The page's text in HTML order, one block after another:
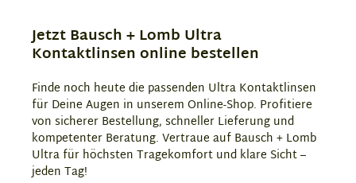
Jetzt Bausch + Lomb Ultra
Kontaktlinsen online bestellen
Finde noch heute die passenden Ultra Kontaktlinsen
für Deine Augen in unserem Online-Shop. Profitiere
von sicherer Bestellung, schneller Lieferung und
kompetenter Beratung. Vertraue auf Bausch + Lomb
Ultra für höchsten Tragekomfort und klare Sicht –
jeden Tag!